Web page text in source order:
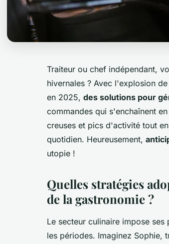
Traiteur ou chef indépendant,
hivernales ? Avec l'explosion
en 2025, des solutions pour
commandes qui s'enchaînent
creuses et pics d'activité tout
quotidien. Heureusement,
utopie !
Quelles stratégies
de la gastronomie ?
Le secteur culinaire impose
les périodes. Imaginez Sophie,